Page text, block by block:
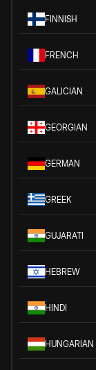
FINNISH
FRENCH
GALICIAN
GEORGIAN
GERMAN
GREEK
GUJARATI
HEBREW
HINDI
HUNGARIAN